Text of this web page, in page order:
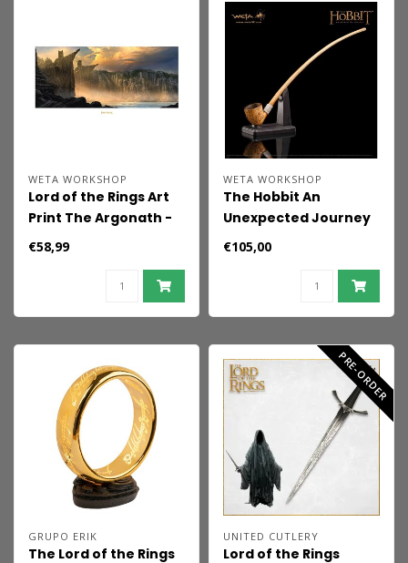
WETA WORKSHOP
Lord of the Rings Art
Print The Argonath -
Pillars of the Kings 59
x 30 cm
€58,99
WETA WORKSHOP
The Hobbit An
Unexpected Journey
Replica 1/1 The Pipe of
Bilbo Baggins 35 cm
€105,00
GRUPO ERIK
The Lord of the Rings
PRE-ORDER
UNITED CUTLERY
Lord of the Rings